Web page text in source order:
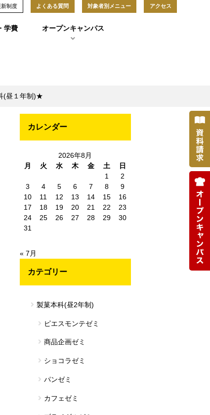
制度 よくある質問 対象者別メニュー アクセス
学費 オープンキャンパス
(昼１年制)★
カレンダー
2026年8月
月
火 水 木 金 土
日
1
2
3
4 5 6 7 8
9
10
11 12 13 14 15
16
17
18 19 20 21 22
23
24
25 26 27 28 29
30
31
« 7月
カテゴリー
製菓本科(昼2年制)
ピエスモンテゼミ
商品企画ゼミ
ショコラゼミ
パンゼミ
カフェゼミ